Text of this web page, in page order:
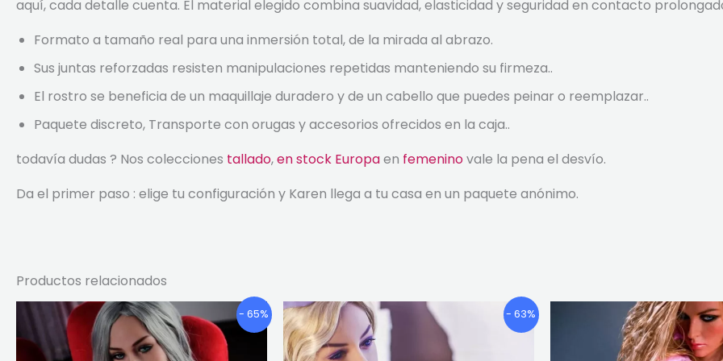
aquí, cada detalle cuenta. El material elegido combina suavidad, elasticidad y seguridad en contacto
Formato a tamaño real para una inmersión total, de la mirada al abrazo.
Sus juntas reforzadas resisten manipulaciones repetidas manteniendo su firmeza..
El rostro se beneficia de un maquillaje duradero y de un cabello que puedes peinar o reemplazar..
Paquete discreto, Transporte con orugas y accesorios ofrecidos en la caja..
todavía dudas ? Nos colecciones tallado,en stock Europaen femeninovale la pena el desvío.
Da el primer paso : elige tu configuración y Karen llega a tu casa en un paquete anónimo.
Productos relacionados
- 65%
Gama
de
precios:
Este
producto
- 63%
Gama
precios:
producto
Gama
de